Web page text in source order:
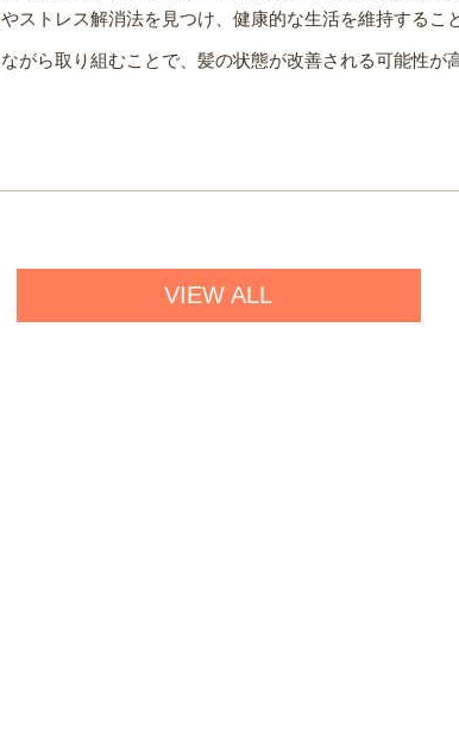
ストレス解消法を見つけ、健康的な生活を維持するこ
がら取り組むことで、髪の状態が改善される可能性が
VIEW ALL